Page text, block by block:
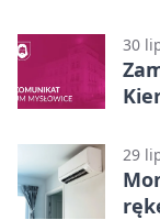
30
29